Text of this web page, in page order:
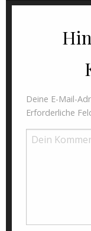
Deine E-Mail-
Erforderliche